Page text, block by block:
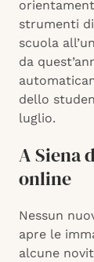
strumenti
scuola
da
dello
luglio.
A Siena
online
Nessun
apre le
alcune